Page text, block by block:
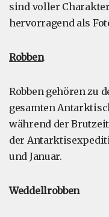
sind voller
hervorragend als
Robben
Robben gehören zu
gesamten
während der
der
und Januar.
Weddellrobben